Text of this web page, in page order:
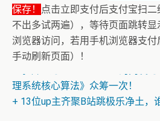
保存！
点击立即支付后支付宝扫
不出多试两遍），等待页面跳转
浏览器访问，若用手机浏览器支
手动刷新页面）！
+ 恭喜IP为180.201.1.217的网友
理系统核心算法》众筹一次！
+ 13位up主齐聚B站跳极乐净土，
+ 恭喜IP为180.201.1.217的网友为
理系统核心算法》众筹一次！